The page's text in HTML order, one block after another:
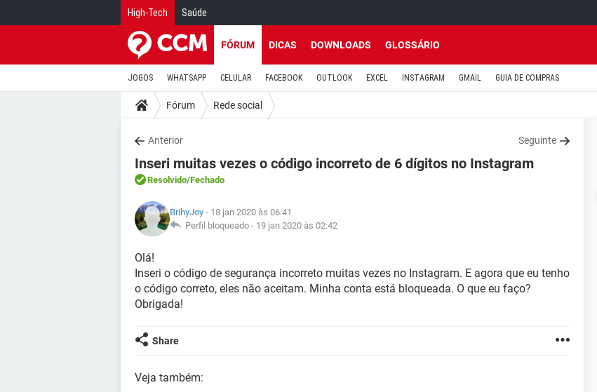
High-Tech Saúde
FÓRUM DICAS DOWNLOADS GLOSSÁRIO
JOGOS WHATSAPP CELULAR FACEBOOK OUTLOOK EXCEL INSTAGRAM GMAIL GUIA DE COMPRAS
Fórum Rede social
Anterior Seguinte
Inseri muitas vezes o código incorreto de 6 dígitos no Instagram
Resolvido/Fechado
BrihyJoy - 18 jan 2020 às 06:41
Perfil bloqueado - 19 jan 2020 às 02:42
Olá!
Inseri o código de segurança incorreto muitas vezes no Instagram. E agora que eu tenho
o código correto, eles não aceitam. Minha conta está bloqueada. O que eu faço?
Obrigada!
Share
Veja também: